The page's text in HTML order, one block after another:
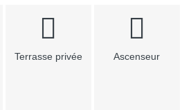
Terrasse privée Ascenseur